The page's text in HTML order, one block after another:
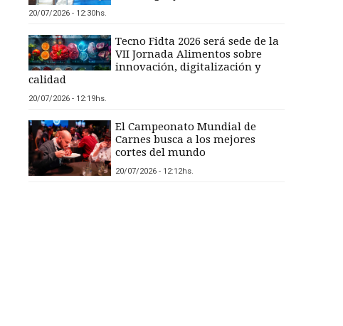
20/07/2026 - 12:30hs.
Tecno Fidta 2026 será sede de la
VII Jornada Alimentos sobre
innovación, digitalización y
calidad
20/07/2026 - 12:19hs.
El Campeonato Mundial de
Carnes busca a los mejores
cortes del mundo
20/07/2026 - 12:12hs.